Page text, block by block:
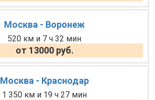
Москва - Воронеж
520 км и 7 ч 32 мин
от 13000 руб.
Москва - Краснодар
1 350 км и 19 ч 27 мин